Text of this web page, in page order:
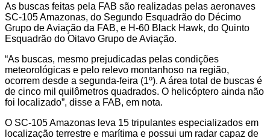
As buscas feitas pela FAB são realizadas pelas aeronaves
SC-105 Amazonas, do Segundo Esquadrão do Décimo
Grupo de Aviação da FAB, e H-60 Black Hawk, do Quinto
Esquadrão do Oitavo Grupo de Aviação.
“As buscas, mesmo prejudicadas pelas condições
meteorológicas e pelo relevo montanhoso na região,
ocorrem desde a segunda-feira (1º). A área total de buscas é
de cinco mil quilômetros quadrados. O helicóptero ainda não
foi localizado”, disse a FAB, em nota.
O SC-105 Amazonas leva 15 tripulantes especializados em
localização terrestre e marítima e possui um radar capaz de